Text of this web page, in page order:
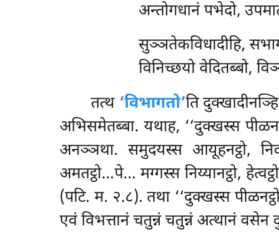
अन्तोगधानं पभेदो,
सुञ्ञतेकविधादीहि,
विनिच्छयो वेदितब्बो,
तत्थ ‘विभागतो’ति
अभिसमेतब्बा. यथाह, ‘‘दुक्खस्स
अनञ्ञथा. समुदयस्स आयूहनट्ठो,
अमतट्ठो…पे… मग्गस्स निय्यानट्ठो,
(पटि. म. २.८). तथा ‘‘दुक्खस्स
एवं विभत्तानं चतुन्नं चतुन्नं अत्थानं वसेन